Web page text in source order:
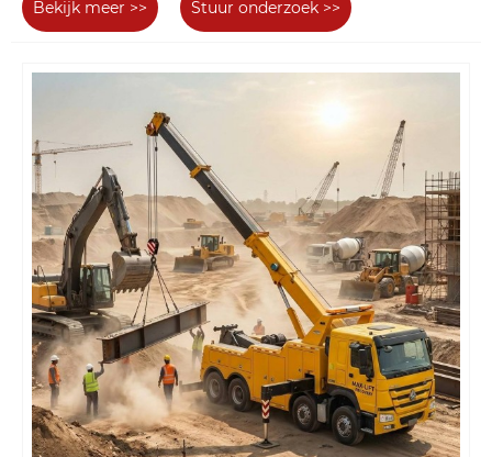
Bekijk meer >> Stuur onderzoek >>